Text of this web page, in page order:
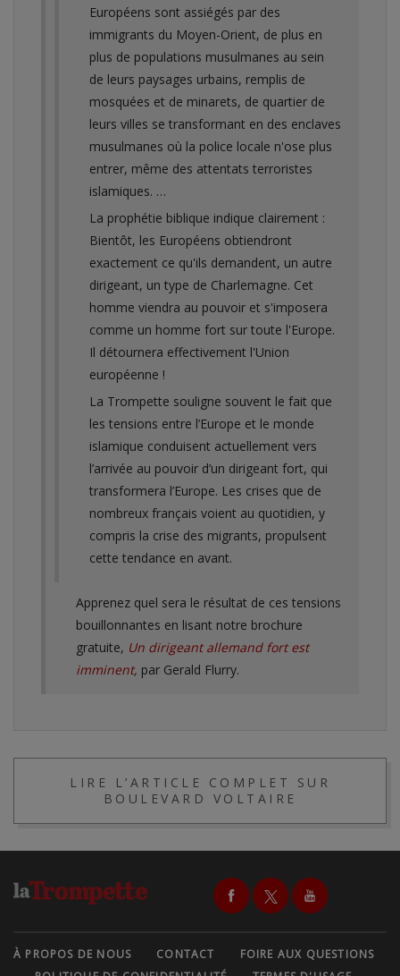
Européens sont assiégés par des
immigrants du Moyen-Orient, de plus en
plus de populations musulmanes au sein
de leurs paysages urbains, remplis de
mosquées et de minarets, de quartier de
leurs villes se transformant en des enclaves
musulmanes où la police locale n'ose plus
entrer, même des attentats terroristes
islamiques. …
La prophétie biblique indique clairement :
Bientôt, les Européens obtiendront
exactement ce qu'ils demandent, un autre
dirigeant, un type de Charlemagne. Cet
homme viendra au pouvoir et s'imposera
comme un homme fort sur toute l'Europe.
Il détournera effectivement l'Union
européenne !
La Trompette souligne souvent le fait que
les tensions entre l’Europe et le monde
islamique conduisent actuellement vers
l’arrivée au pouvoir d’un dirigeant fort, qui
transformera l’Europe. Les crises que de
nombreux français voient au quotidien, y
compris la crise des migrants, propulsent
cette tendance en avant.
Apprenez quel sera le résultat de ces tensions
bouillonnantes en lisant notre brochure
gratuite, Un dirigeant allemand fort est
imminent, par Gerald Flurry.
LIRE L’ARTICLE COMPLET SUR
BOULEVARD VOLTAIRE
À PROPOS DE NOUS CONTACT
FOIRE AUX QUESTIONS